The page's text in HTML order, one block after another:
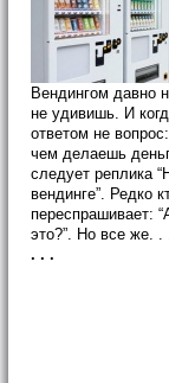
Вендингом давно
не удивишь. И
ответом не
чем делаешь
следует реплика
вендинге”. Редко
переспрашивает:
это?”. Но все же. .
. . .